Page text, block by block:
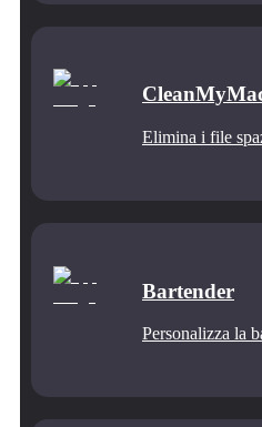
Elimina i file
Bartender
Personalizza la